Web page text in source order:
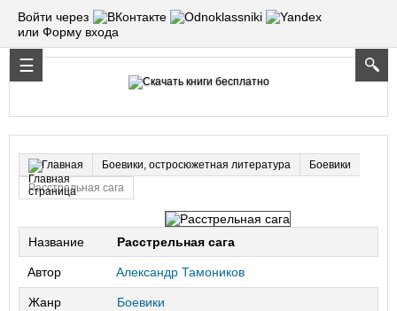
Войти через
или Форму входа
Главная Боевики, остросюжетная литература
Боевики
Расстрельная сага
Название Расстрельная сага
Автор Александр Тамоников
Жанр Боевики